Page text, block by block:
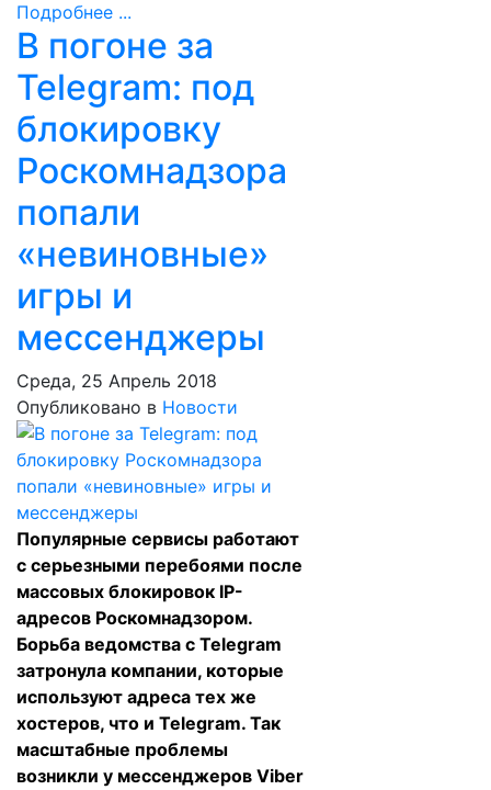
Подробнее ...
В погоне за
Telegram: под
блокировку
Роскомнадзора
попали
«невиновные»
игры и
мессенджеры
Среда, 25 Апрель 2018
Опубликовано в Новости
Популярные сервисы работают
с серьезными перебоями после
массовых блокировок IP-
адресов Роскомнадзором.
Борьба ведомства с Telegram
затронула компании, которые
используют адреса тех же
хостеров, что и Telegram. Так
масштабные проблемы
возникли у мессенджеров Viber